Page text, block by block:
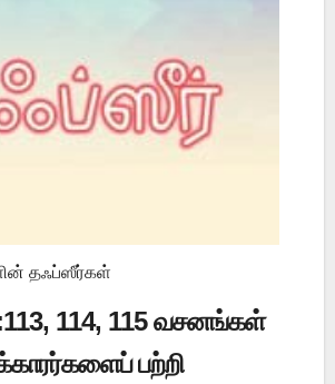
தஃப்ஸீர்கள்
114, 115 வசனங்கள்
பற்றி